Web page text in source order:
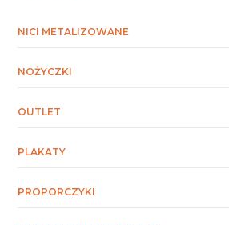
NICI METALIZOWANE
NOŻYCZKI
OUTLET
PLAKATY
PROPORCZYKI